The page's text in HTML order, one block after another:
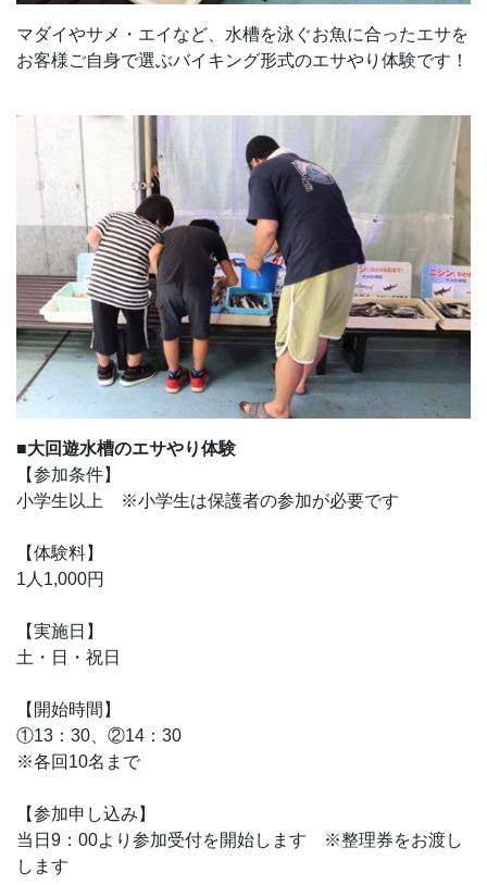
マダイやサメ・エイなど、水槽を泳ぐお魚に合ったエサを
お客様ご自身で選ぶバイキング形式のエサやり体験です！
■大回遊水槽のエサやり体験
【参加条件】
小学生以上 ※小学生は保護者の参加が必要です
【体験料】
1人1,000円
【実施日】
土・日・祝日
【開始時間】
①13：30、②14：30
※各回10名まで
【参加申し込み】
当日9：00より参加受付を開始します ※整理券をお渡し
します